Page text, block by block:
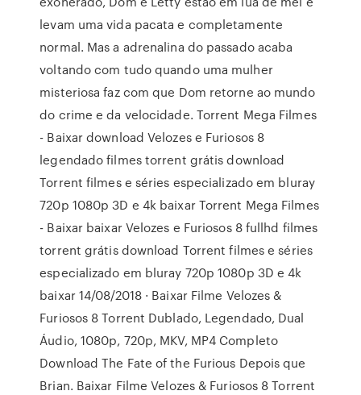
levam uma vida pacata e completamente
normal. Mas a adrenalina do passado acaba
voltando com tudo quando uma mulher
misteriosa faz com que Dom retorne ao mundo
do crime e da velocidade. Torrent Mega Filmes
- Baixar download Velozes e Furiosos 8
legendado filmes torrent grátis download
Torrent filmes e séries especializado em bluray
720p 1080p 3D e 4k baixar Torrent Mega Filmes
- Baixar baixar Velozes e Furiosos 8 fullhd filmes
torrent grátis download Torrent filmes e séries
especializado em bluray 720p 1080p 3D e 4k
baixar 14/08/2018 · Baixar Filme Velozes &
Furiosos 8 Torrent Dublado, Legendado, Dual
Áudio, 1080p, 720p, MKV, MP4 Completo
Download The Fate of the Furious Depois que
Brian. Baixar Filme Velozes & Furiosos 8 Torrent